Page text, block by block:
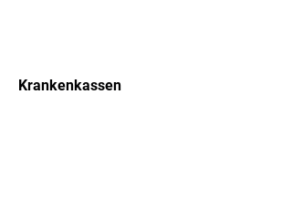
Krankenkassen